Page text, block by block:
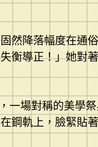
然降落幅度在通
衡導正！」她對
一場對稱的美學
鋼軌上，臉緊貼